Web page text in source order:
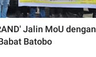
Jalin MoU dengan
Batobo